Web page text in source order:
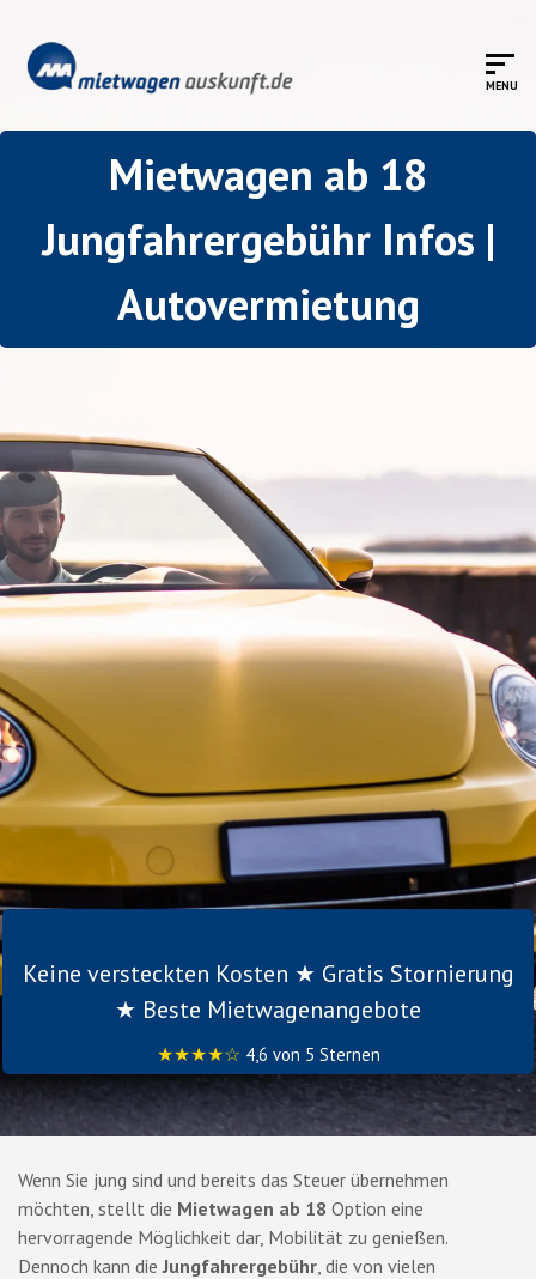
Mietwagen ab 18
Jungfahrergebühr Infos |
Autovermietung
Keine versteckten Kosten ★ Gratis Stornierung
★ Beste Mietwagenangebote
★★★★☆ 4,6 von 5 Sternen
Wenn Sie jung sind und bereits das Steuer übernehmen
möchten, stellt die Mietwagen ab 18 Option eine
hervorragende Möglichkeit dar, Mobilität zu genießen.
Dennoch kann dieJungfahrergebühr, die von vielen